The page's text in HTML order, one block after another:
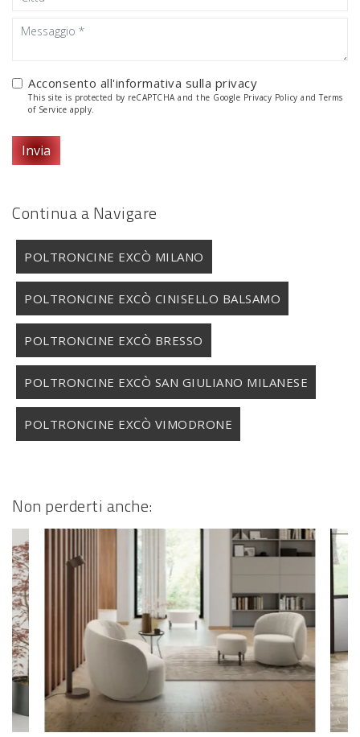
Acconsento all'informativa sulla privacy
This site is protected by reCAPTCHA and the Google Privacy Policy andTerms
of Service apply.
Invia
Continua a Navigare
POLTRONCINE EXCÒ MILANO
POLTRONCINE EXCÒ CINISELLO BALSAMO
POLTRONCINE EXCÒ BRESSO
POLTRONCINE EXCÒ SAN GIULIANO MILANESE
POLTRONCINE EXCÒ VIMODRONE
Non perderti anche: